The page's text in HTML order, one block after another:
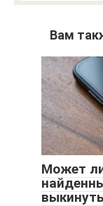
Вам
Может